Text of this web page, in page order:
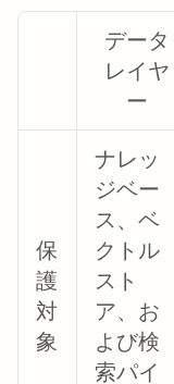
データ
レイヤ
ー
保
護
対
象
ナレッ
ジベー
ス、ベ
クトル
スト
ア、お
よび検
索パイ